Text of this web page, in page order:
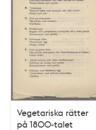
Vegetariska rätter
på 1800-talet